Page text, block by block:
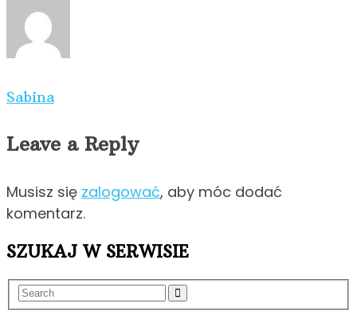
Sabina
Leave a Reply
Musisz się zalogować, aby móc dodać
komentarz.
SZUKAJ W SERWISIE